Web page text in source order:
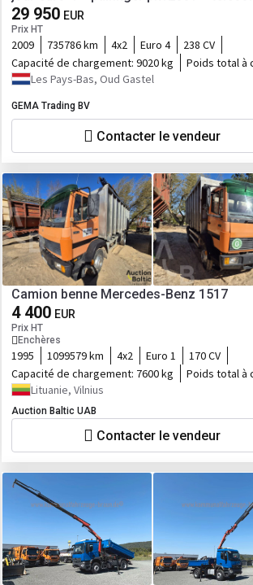
réduction de moyeu - suspension à
rockinger
29 950 EUR
Prix HT
2009 735786 km 4x2 Euro 4
238 CV
Capacité de chargement: 9020 kg Poids total à
Les Pays-Bas, Oud Gastel
GEMA Trading BV
Contacter le vendeur
Camion benne Mercedes-Benz 1517
4 400 EUR
Prix HT
Enchères
1995 1099579 km 4x2 Euro 1
170 CV
Capacité de chargement: 7600 kg Poids total à
Lituanie, Vilnius
Auction Baltic UAB
Contacter le vendeur